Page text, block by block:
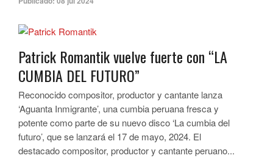
Patrick Romantik vuelve fuerte con “LA
CUMBIA DEL FUTURO”
Reconocido compositor, productor y cantante lanza
‘Aguanta Inmigrante’, una cumbia peruana fresca y
potente como parte de su nuevo disco ‘La cumbia del
futuro’, que se lanzará el 17 de mayo, 2024. El
destacado compositor, productor y cantante peruano...